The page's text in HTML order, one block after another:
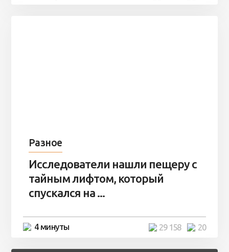
Разное
Исследователи нашли пещеру с
тайным лифтом, который
спускался на ...
4 минуты 20
29 158